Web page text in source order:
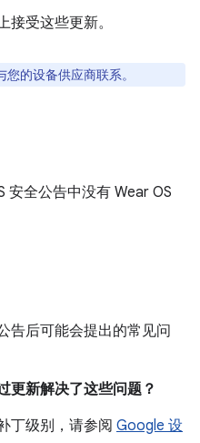
受这些更新。
的设备供应商联系。
安全公告中没有 Wear OS
告后可能会提出的常见问
更新解决了这些问题？
丁级别，请参阅 Google 设